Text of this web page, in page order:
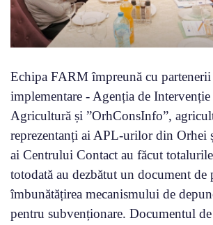
Echipa FARM împreună cu partenerii
implementare - Agenția de
Agricultură și ”OrhConsInfo”,
reprezentanți ai APL-urilor din Orhei
ai Centrului Contact au făcut
totodată au dezbătut un document
îmbunătățirea mecanismului de
pentru subvenționare. Documentul